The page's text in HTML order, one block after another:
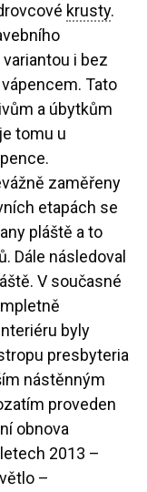
krusty.
i bez
Tato
a úbytkům
tomu u
zaměřeny
etapách se
pláště a to
Dále následoval
V současné
byly
presbyteria
nástěnným
proveden
obnova
2013 –
–